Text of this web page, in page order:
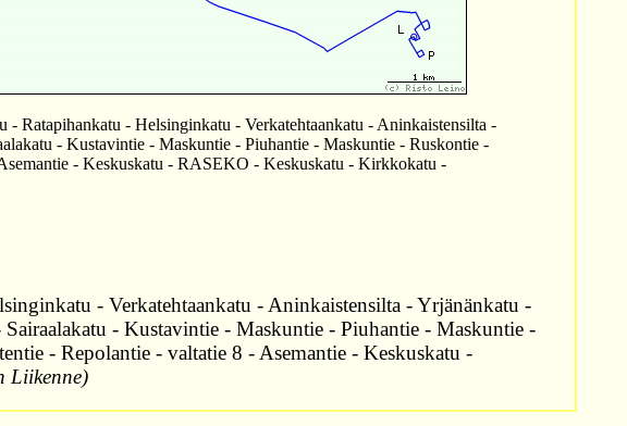
Ratapihankatu - Helsinginkatu - Verkatehtaankatu - Aninkaistensilta -
- Kustavintie - Maskuntie - Piuhantie - Maskuntie - Ruskontie -
- Keskuskatu - RASEKO - Keskuskatu - Kirkkokatu -
- Verkatehtaankatu - Aninkaistensilta - Yrjänänkatu -
- Kustavintie - Maskuntie - Piuhantie - Maskuntie -
- Repolantie - valtatie 8 - Asemantie - Keskuskatu -
Liikenne)